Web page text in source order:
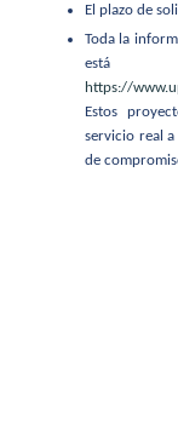
El plazo de
Toda la
https://
Estos
servicio real
de